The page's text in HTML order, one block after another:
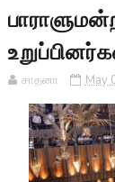
சாதனா May